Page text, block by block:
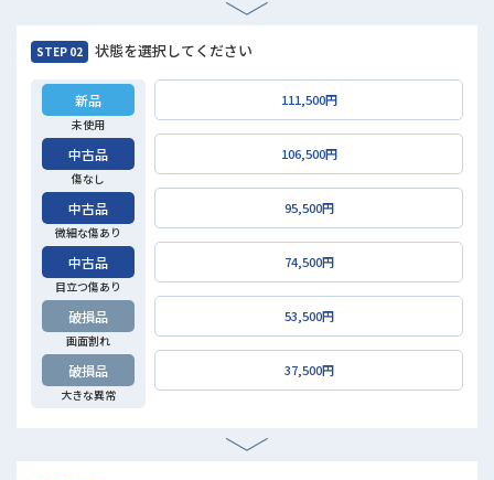
STEP 02 状態を選択してください
新品
未使用
中古品
傷なし
中古品
微細な傷あり
中古品
目立つ傷あり
破損品
画面割れ
破損品
大きな異常
111,500円
106,500円
95,500円
74,500円
53,500円
37,500円